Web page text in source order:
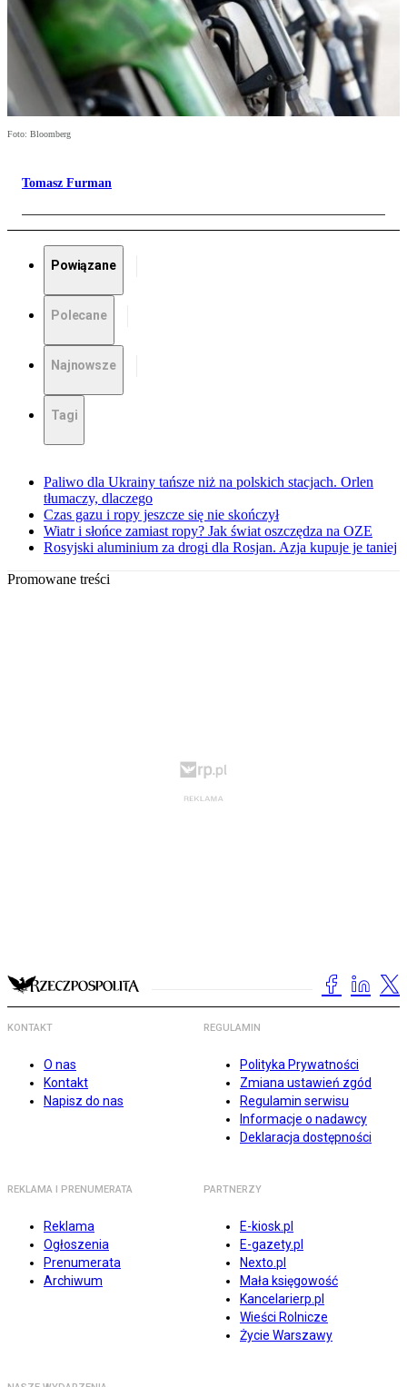
Foto: Bloomberg
Tomasz Furman
Powiązane
Polecane
Najnowsze
Tagi
Paliwo dla Ukrainy tańsze niż na polskich stacjach. Orlen
tłumaczy, dlaczego
Czas gazu i ropy jeszcze się nie skończył
Wiatr i słońce zamiast ropy? Jak świat oszczędza na OZE
Rosyjski aluminium za drogi dla Rosjan. Azja kupuje je taniej
Promowane treści
KONTAKT
O nas
Kontakt
Napisz do nas
REGULAMIN
Polityka Prywatności
Zmiana ustawień zgód
Regulamin serwisu
Informacje o nadawcy
Deklaracja dostępności
REKLAMA I PRENUMERATA
Reklama
Ogłoszenia
Prenumerata
Archiwum
PARTNERZY
E-kiosk.pl
E-gazety.pl
Nexto.pl
Mała księgowość
Kancelarierp.pl
Wieści Rolnicze
Życie Warszawy